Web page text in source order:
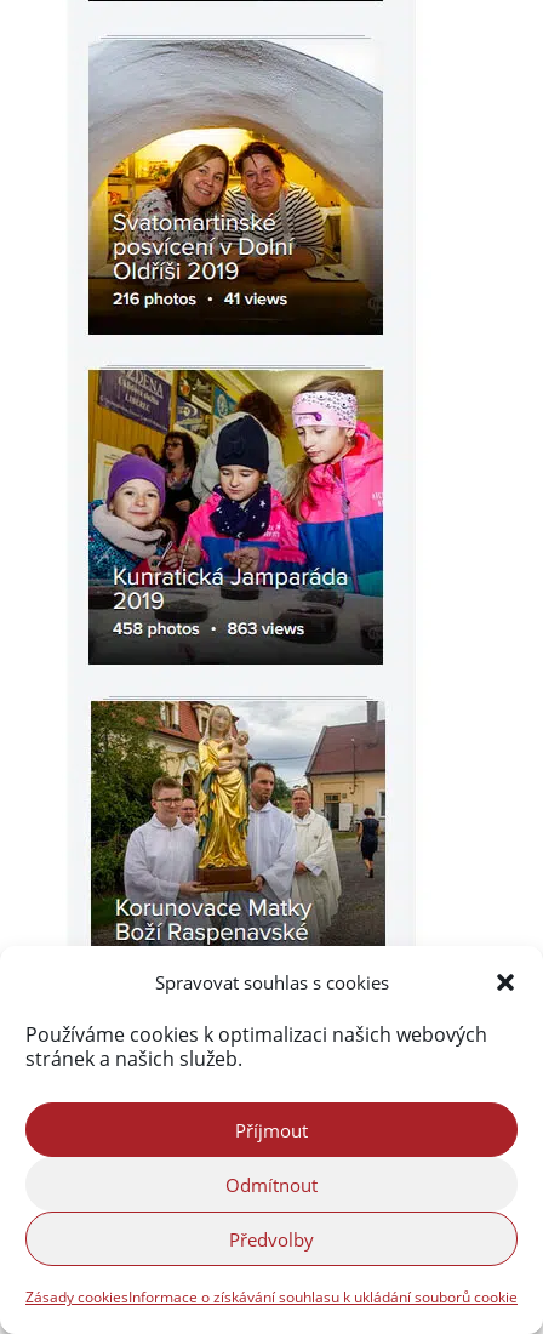
Spravovat souhlas s cookies
Používáme cookies k optimalizaci našich webových
stránek a našich služeb.
Příjmout
Odmítnout
Předvolby
Zásady cookiesInformace o získávání souhlasu k ukládání souborů cookie
Akismetzablokoval
289 977 spamů